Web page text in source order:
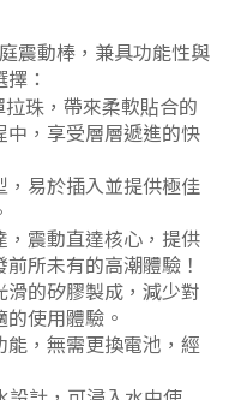
震動棒，兼具功能性與
：
拉珠，帶來柔軟貼合的
，享受層層遞進的快
，易於插入並提供極佳
，震動直達核心，提供
所未有的高潮體驗！
滑的矽膠製成，減少對
使用體驗。
能，無需更換電池，經